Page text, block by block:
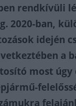
rendkívüli
2020-ban,
idején
a
most